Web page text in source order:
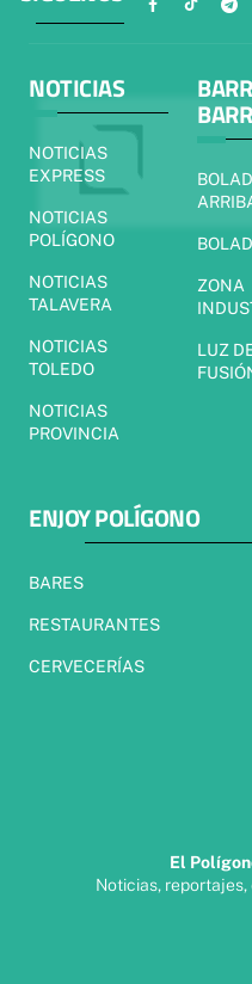
NOTICIAS
NOTICIAS
EXPRESS
NOTICIAS
POLÍGONO
NOTICIAS
TALAVERA
NOTICIAS
TOLEDO
NOTICIAS
PROVINCIA
ZONA
LUZ
ENJOY POLÍGONO
BARES
RESTAURANTES
CERVECERÍAS
El
Noticias,